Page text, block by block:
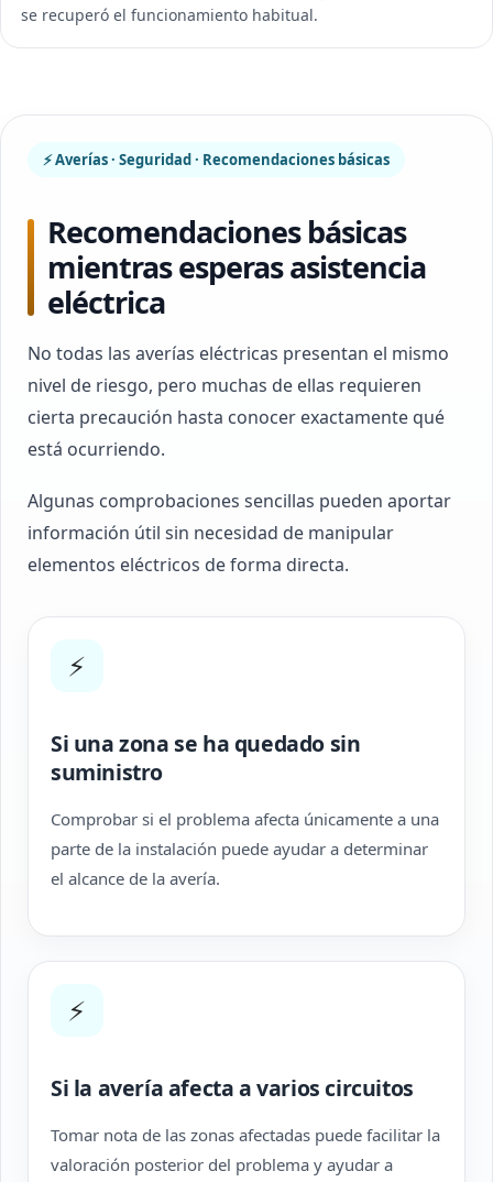
se recuperó el funcionamiento habitual.
⚡ Averías · Seguridad · Recomendaciones básicas
Recomendaciones básicas
mientras esperas asistencia
eléctrica
No todas las averías eléctricas presentan el mismo
nivel de riesgo, pero muchas de ellas requieren
cierta precaución hasta conocer exactamente qué
está ocurriendo.
Algunas comprobaciones sencillas pueden aportar
información útil sin necesidad de manipular
elementos eléctricos de forma directa.
⚡
Si una zona se ha quedado sin
suministro
Comprobar si el problema afecta únicamente a una
parte de la instalación puede ayudar a determinar
el alcance de la avería.
⚡
Si la avería afecta a varios circuitos
Tomar nota de las zonas afectadas puede facilitar la
valoración posterior del problema y ayudar a